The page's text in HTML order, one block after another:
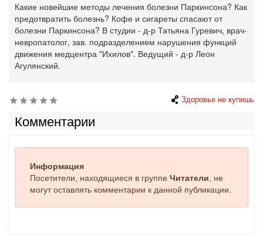
Какие новейшие методы лечения болезни Паркинсона? Как
предотвратить болезнь? Кофе и сигареты спасают от
болезни Паркинсона? В студии - д-р Татьяна Гуревич, врач-
невропатолог, зав. подразделением нарушения функций
движения медцентра "Ихилов". Ведущий - д-р Леон
Агулянский.
Здоровье не купишь
Комментарии
Информация
Посетители, находящиеся в группе Читатели, не
могут оставлять комментарии к данной публикации.